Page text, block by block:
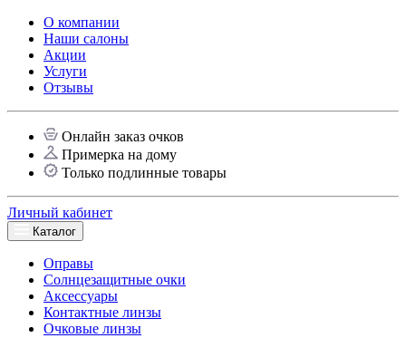
О компании
Наши салоны
Акции
Услуги
Отзывы
Онлайн заказ очков
Примерка на дому
Только подлинные товары
Личный кабинет
Каталог
Оправы
Солнцезащитные очки
Аксессуары
Контактные линзы
Очковые линзы